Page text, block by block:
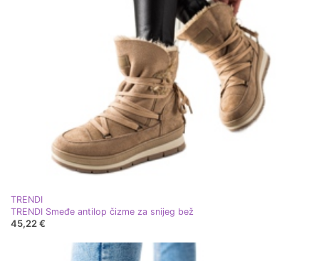
TRENDI
TRENDI Smeđe antilop čizme za snijeg bež
45,22 €